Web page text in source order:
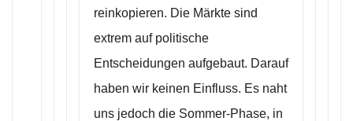
reinkopieren. Die Märkte sind
extrem auf politische
Entscheidungen aufgebaut. Darauf
haben wir keinen Einfluss. Es naht
uns jedoch die Sommer-Phase, in